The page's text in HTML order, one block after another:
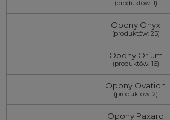
(produktów: 1)
Opony Onyx
(produktów: 25)
Opony Orium
(produktów: 16)
Opony Ovation
(produktów: 2)
Opony Paxaro